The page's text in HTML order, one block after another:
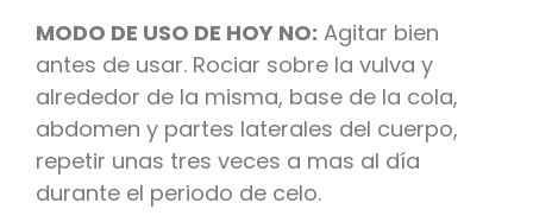
MODO DE USO DE HOY NO: Agitar bien
antes de usar. Rociar sobre la vulva y
alrededor de la misma, base de la cola,
abdomen y partes laterales del cuerpo,
repetir unas tres veces a mas al día
durante el periodo de celo.